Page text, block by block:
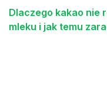
Dlaczego kakao nie
mleku i jak temu